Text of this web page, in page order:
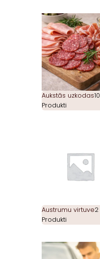
Aukstās uzkodas10
Produkti
Austrumu virtuve2
Produkti